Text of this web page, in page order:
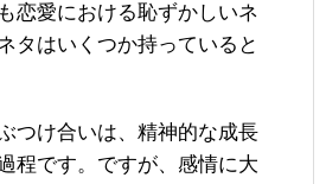
恋愛における恥ずかしいネ
タはいくつか持っていると
つけ合いは、精神的な成長
程です。ですが、感情に大